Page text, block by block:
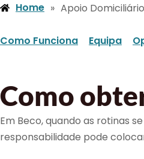
Home » Apoio
Como Funciona Equipa
Como
Em Beco, quando as rotinas
responsabilidade pode